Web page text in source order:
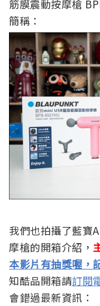
筋膜震動按摩槍
簡稱：
我們也拍攝了藍寶
摩槍的開箱介紹，
本影片有抽獎喔，
知酷品開箱請訂閱
會錯過最新資訊：